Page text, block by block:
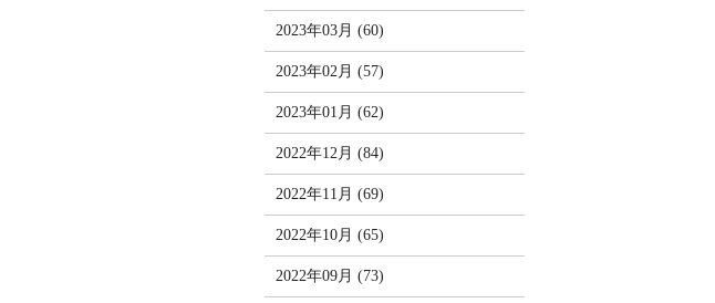
2023年03月 (60)
2023年02月 (57)
2023年01月 (62)
2022年12月 (84)
2022年11月 (69)
2022年10月 (65)
2022年09月 (73)